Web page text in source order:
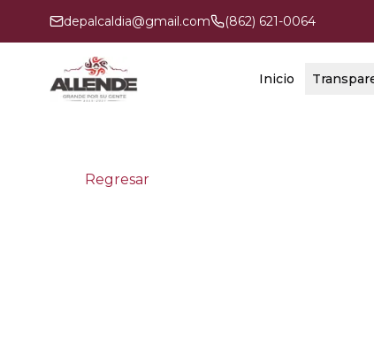
depalcaldia@gmail.com (862) 621-0064
Inicio
Regresar